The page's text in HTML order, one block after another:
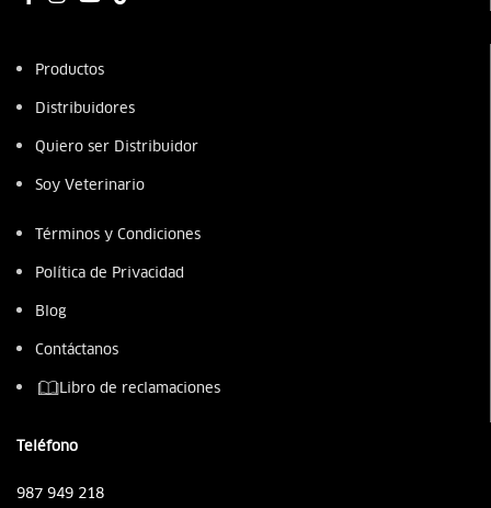
Productos
Distribuidores
Quiero ser Distribuidor
Soy Veterinario
Términos y Condiciones
Política de Privacidad
Blog
Contáctanos
Libro de reclamaciones
Teléfono
987 949 218